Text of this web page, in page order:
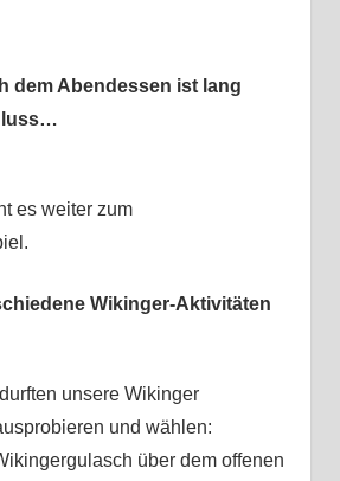
dem Abendessen ist lang
es weiter zum
Wikinger-Aktivitäten
unsere Wikinger
und wählen:
über dem offenen